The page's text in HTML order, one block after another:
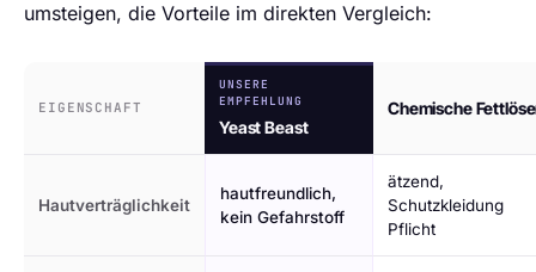
umsteigen, die Vorteile im direkten Vergleich:
EIGENSCHAFT
UNSERE
EMPFEHLUNG
Yeast Beast
Chemische
Hautverträglichkeit
hautfreundlich,
kein Gefahrstoff
ätzend,
Schutzkleidung
Pflicht